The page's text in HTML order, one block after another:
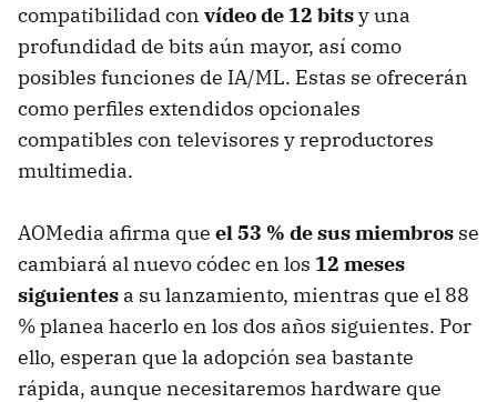
compatibilidad con vídeo de 12 bitsy una
profundidad de bits aún mayor, así como
posibles funciones de IA/ML. Estas se ofrecerán
como perfiles extendidos opcionales
compatibles con televisores y reproductores
multimedia.
AOMedia afirma que el 53 % de sus miembros se
cambiará al nuevo códec en los 12 meses
siguientes a su lanzamiento, mientras que el 88
% planea hacerlo en los dos años siguientes. Por
ello, esperan que la adopción sea bastante
rápida, aunque necesitaremos hardware que